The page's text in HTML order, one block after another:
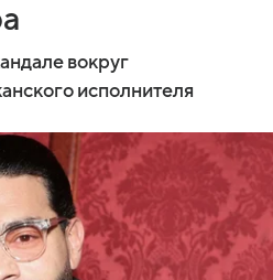
вокруг
исполнителя